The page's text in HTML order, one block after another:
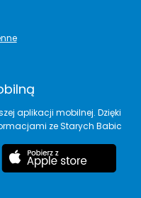
aplikacji mobilnej. Dzięki
ze Starych Babic